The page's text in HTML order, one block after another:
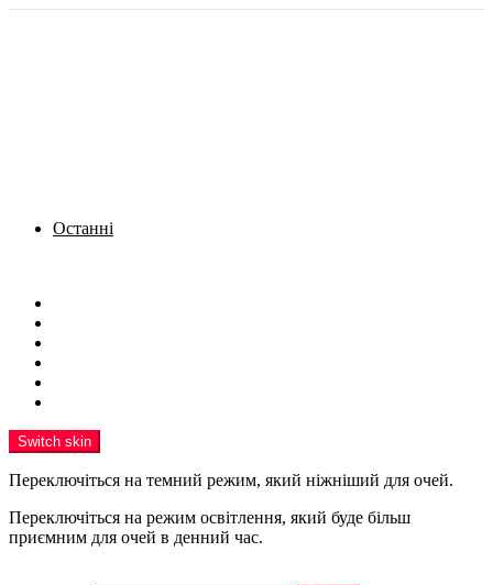
Останні
Switch skin
Переключіться на темний режим, який ніжніший для очей.
Переключіться на режим освітлення, який буде більш
приємним для очей в денний час.